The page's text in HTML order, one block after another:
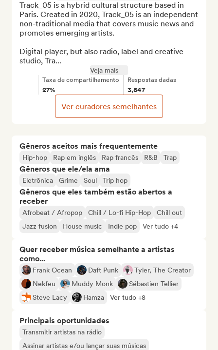
Gêneros aceitos mais frequentemente
Hip-hop Rap em inglês Rap francês R&B Trap
Gêneros que ele/ela ama
Eletrônica Grime Soul Trip hop
Gêneros que eles também estão abertos a
receber
Afrobeat / Afropop Chill / Lo-fi Hip-Hop
Chill out
Jazz fusion
House music Indie pop Ver tudo +4
Quer receber música semelhante a artistas
como...
Frank Ocean Daft Punk
Tyler, The Creator
Nekfeu
Muddy Monk
Sébastien Tellier
Steve Lacy
Hamza Ver tudo +8
Principais oportunidades
Transmitir artistas na rádio
Assinar artistas e/ou lançar suas músicas
Track_05 is a hybrid cultural structure based in
Paris. Created in 2020, Track_05 is an independent
non-traditional media that covers music news and
promotes emerging artists.
Digital player, but also radio, label and creative
studio, Tra...
Veja mais
Taxa de compartilhamento
27%
Respostas dadas
3,847
Ver curadores semelhantes